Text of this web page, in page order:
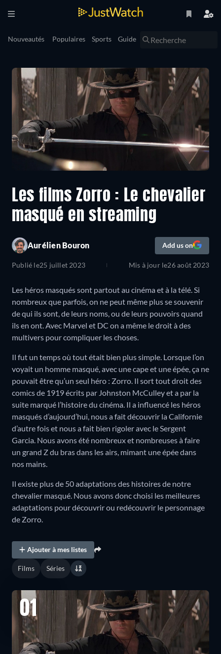
Nouveautés Populaires Sports Guide
Les films Zorro : Le chevalier
masqué en streaming
Aurélien Bouron Add us on
Publié le25 juillet 2023 Mis à jour le26 août 2023
Les héros masqués sont partout au cinéma et à la télé. Si
nombreux que parfois, on ne peut même plus se souvenir
de qui ils sont, de leurs noms, ou de leurs pouvoirs quand
ils en ont. Avec Marvel et DC on a même le droit à des
multivers pour compliquer les choses.
Il fut un temps où tout était bien plus simple. Lorsque l’on
voyait un homme masqué, avec une cape et une épée, ça ne
pouvait être qu’un seul héro : Zorro. Il sort tout droit des
comics de 1919 écrits par Johnston McCulley et a par la
suite marqué l’histoire du cinéma. Il a influencé les héros
masqués d’aujourd’hui, nous a fait découvrir la Californie
d’autre fois et nous a fait bien rigoler avec le Sergent
Garcia. Nous avons été nombreux et nombreuses à faire
un grand Z du bras dans les airs, mimant une épée dans
nos mains.
Il existe plus de 50 adaptations des histoires de notre
chevalier masqué. Nous avons donc choisi les meilleures
adaptations pour découvrir ou redécouvrir le personnage
de Zorro.
Ajouter à mes listes
Films Séries
01